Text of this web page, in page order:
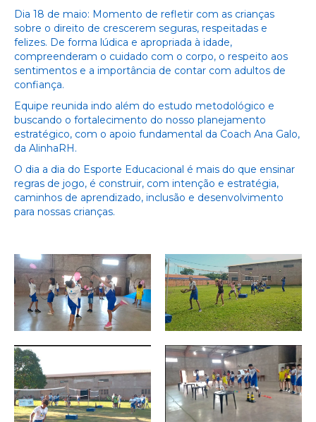
Dia 18 de maio: Momento de refletir com as crianças
sobre o direito de crescerem seguras, respeitadas e
felizes. De forma lúdica e apropriada à idade,
compreenderam o cuidado com o corpo, o respeito aos
sentimentos e a importância de contar com adultos de
confiança.
Equipe reunida indo além do estudo metodológico e
buscando o fortalecimento do nosso planejamento
estratégico, com o apoio fundamental da Coach Ana Galo,
da AlinhaRH.
O dia a dia do Esporte Educacional é mais do que ensinar
regras de jogo, é construir, com intenção e estratégia,
caminhos de aprendizado, inclusão e desenvolvimento
para nossas crianças.